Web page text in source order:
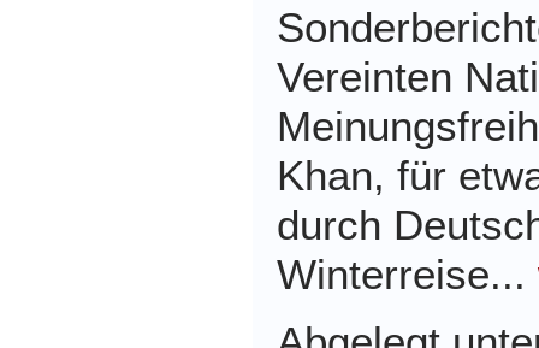
Vereinten
Khan, für
durch
Winterreise...